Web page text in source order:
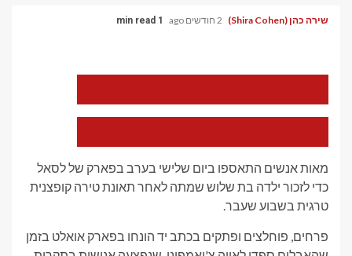
שירה כהן (Shira Cohen) 2 חודשים ago 1 min read
את
גודל
את
הגופן
של
מאות אנשים התאספו ביום שלישי בערב בפארק של לסאל
כדי לזכור ילדה בת שלוש שמתה לאחר תאונת טירה קופצנית
טרגית בשבוע שעבר.
פרחים, פוחלצים ופתקים בכתב יד הונחו בפארק אואלט בזמן